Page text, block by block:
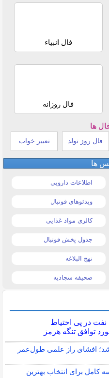
فال انبیاء
فال روزانه
ها
فال روز تولد تعبیر خواب
ها
اطلاعات دارویی
ویدئوهای فوتبال
کالری مواد غذایی
جدول پخش فوتبال
نهج البلاغه
صحیفه سجادیه
در پی احتیاط
توافق تنگه هرمز
لامپ جهان ۱۲۵ ساله شد؛ افشای راز علمی طول‌عمر
کامل برای انتخاب بهترین